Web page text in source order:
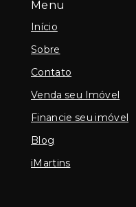
Menu
Início
Sobre
Contato
Venda seu Imóvel
Financie seu imóvel
Blog
iMartins